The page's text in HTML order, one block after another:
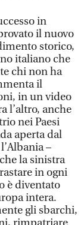
in
il nuovo
storico,
italiano che
chi non ha
il
in un video
l’altro, anche
nei Paesi
aperta dal
–
la sinistra
in ogni
è diventato
intera.
gli sbarchi,